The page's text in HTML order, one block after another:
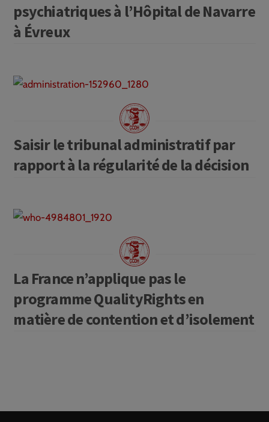
psychiatriques à l’Hôpital de Navarre
à Évreux
Saisir le tribunal administratif par
rapport à la régularité de la décision
La France n’applique pas le
programme QualityRights en
matière de contention et d’isolement